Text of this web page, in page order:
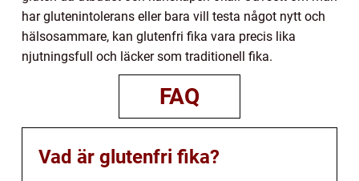
har glutenintolerans eller bara vill testa något nytt och
hälsosammare, kan glutenfri fika vara precis lika
njutningsfull och läcker som traditionell fika.
FAQ
Vad är glutenfri fika?